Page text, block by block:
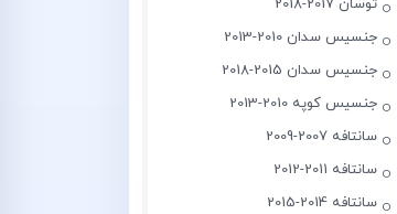
جنسیس سدان 2010-2013
جنسیس سدان 2015-2018
جنسیس کوپه 2010-2013
سانتافه 2007-2009
سانتافه 2011-2012
سانتافه 2014-2015